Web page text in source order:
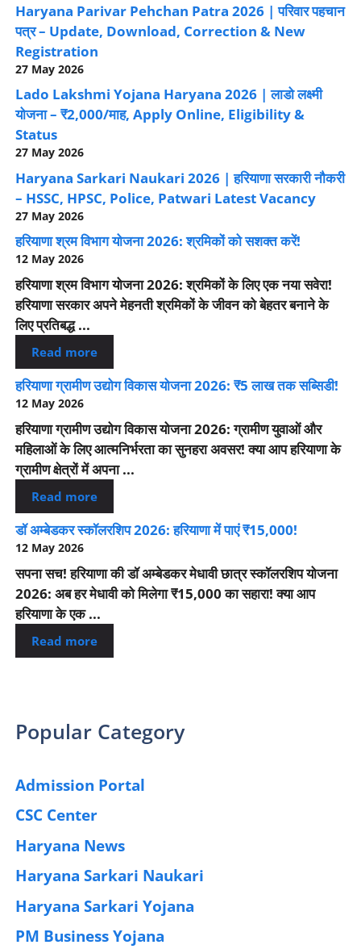
Haryana Parivar Pehchan Patra 2026 | परिवार पहचान
पत्र – Update, Download, Correction & New
Registration
27 May 2026
Lado Lakshmi Yojana Haryana 2026 | लाडो लक्ष्मी
योजना – ₹2,000/माह, Apply Online, Eligibility &
Status
27 May 2026
Haryana Sarkari Naukari 2026 | हरियाणा सरकारी नौकरी
– HSSC, HPSC, Police, Patwari Latest Vacancy
27 May 2026
हरियाणा श्रम विभाग योजना 2026: श्रमिकों को सशक्त करें!
12 May 2026
हरियाणा श्रम विभाग योजना 2026: श्रमिकों के लिए एक नया सवेरा!
हरियाणा सरकार अपने मेहनती श्रमिकों के जीवन को बेहतर बनाने के
लिए प्रतिबद्ध ...
Read more
हरियाणा ग्रामीण उद्योग विकास योजना 2026: ₹5 लाख तक सब्सिडी!
12 May 2026
हरियाणा ग्रामीण उद्योग विकास योजना 2026: ग्रामीण युवाओं और
महिलाओं के लिए आत्मनिर्भरता का सुनहरा अवसर! क्या आप हरियाणा के
ग्रामीण क्षेत्रों में अपना ...
Read more
डॉ अम्बेडकर स्कॉलरशिप 2026: हरियाणा में पाएं ₹15,000!
12 May 2026
सपना सच! हरियाणा की डॉ अम्बेडकर मेधावी छात्र स्कॉलरशिप योजना
2026: अब हर मेधावी को मिलेगा ₹15,000 का सहारा! क्या आप
हरियाणा के एक ...
Read more
Popular Category
Admission Portal
CSC Center
Haryana News
Haryana Sarkari Naukari
Haryana Sarkari Yojana
PM Business Yojana